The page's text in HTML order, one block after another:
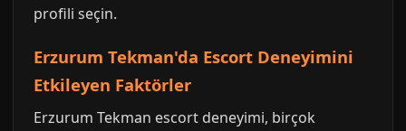
profili seçin.
Erzurum Tekman'da Escort Deneyimini
Etkileyen Faktörler
Erzurum Tekman escort deneyimi, birçok